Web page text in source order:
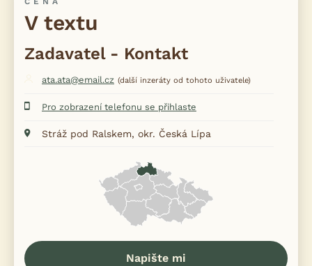
V textu
Zadavatel - Kontakt
ata.ata@email.cz (další inzeráty od tohoto uživatele)
Pro zobrazení telefonu se přihlaste
Stráž pod Ralskem, okr. Česká Lípa
Napište mi